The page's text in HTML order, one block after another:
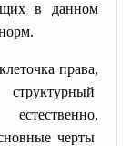
в данном
права,
черты